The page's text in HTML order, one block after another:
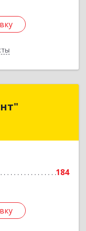
184
Кавказский р-н,